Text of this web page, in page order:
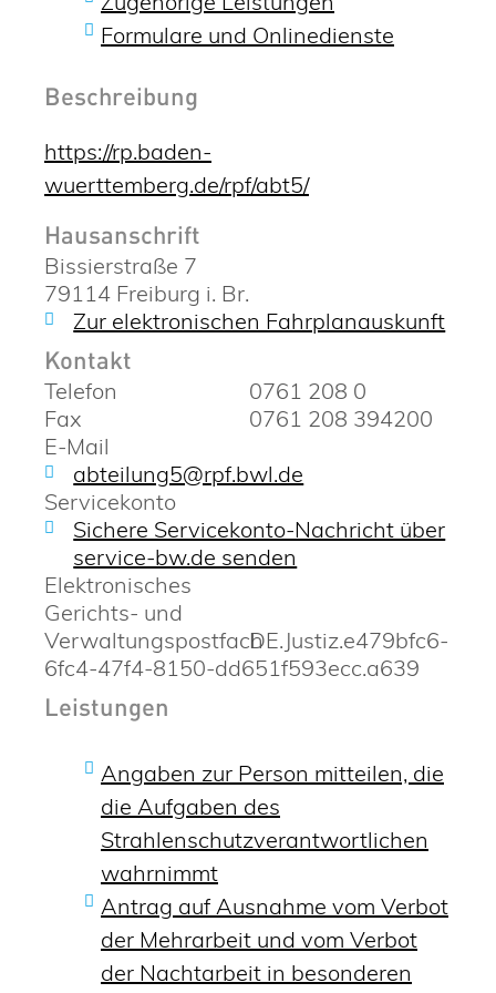
Formulare und Onlinedienste
Beschreibung
https://rp.baden-
wuerttemberg.de/rpf/abt5/
Hausanschrift
Bissierstraße 7
79114 Freiburg i. Br.
Zur elektronischen Fahrplanauskunft
Kontakt
Telefon
0761 208 0
Fax
0761 208 394200
E-Mail
abteilung5@rpf.bwl.de
Servicekonto
Sichere Servicekonto-Nachricht über
service-bw.de senden
Elektronisches
Gerichts- und
VerwaltungspostfachDE.Justiz.e479bfc6-
6fc4-47f4-8150-dd651f593ecc.a639
Leistungen
Angaben zur Person mitteilen, die
die Aufgaben des
Strahlenschutzverantwortlichen
wahrnimmt
Antrag auf Ausnahme vom Verbot
der Mehrarbeit und vom Verbot
der Nachtarbeit in besonderen